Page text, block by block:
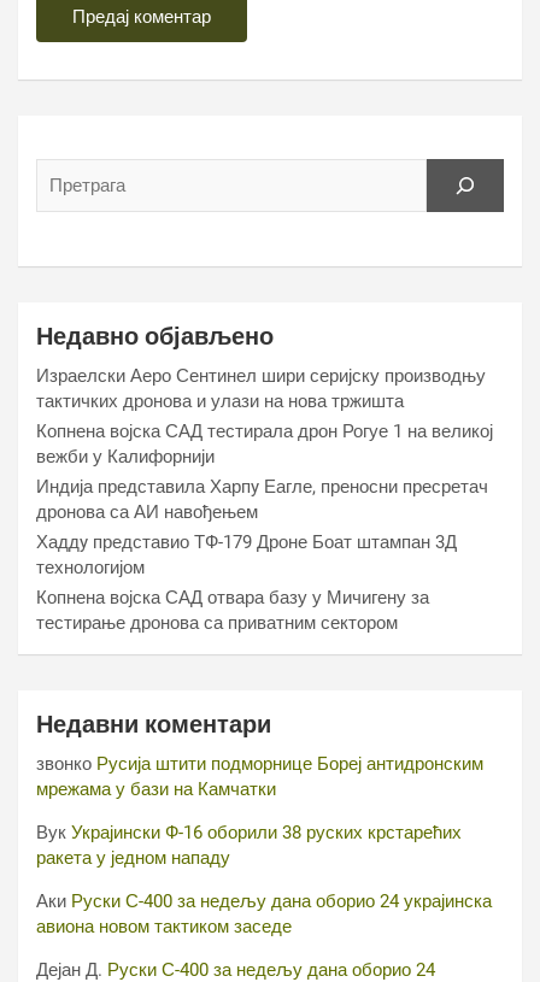
Недавно објављено
Израелски Аеро Сентинел шири серијску производњу
тактичких дронова и улази на нова тржишта
Копнена војска САД тестирала дрон Рогуе 1 на великој
вежби у Калифорнији
Индија представила Харпy Еагле, преносни пресретач
дронова са АИ навођењем
Хаддy представио ТФ-179 Дроне Боат штампан 3Д
технологијом
Копнена војска САД отвара базу у Мичигену за
тестирање дронова са приватним сектором
Недавни коментари
звонко Русија штити подморнице Бореј антидронским
мрежама у бази на Камчатки
Вук Украјински Ф-16 оборили 38 руских крстарећих
ракета у једном нападу
Аки Руски С-400 за недељу дана оборио 24 украјинска
авиона новом тактиком заседе
Дејан Д. Руски С-400 за недељу дана оборио 24